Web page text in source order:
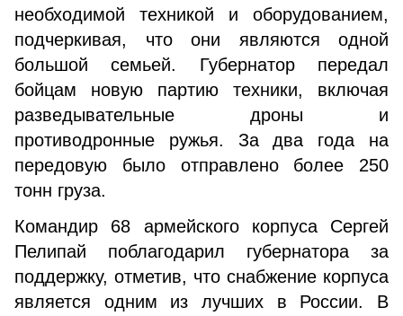
необходимой техникой и оборудованием,
подчеркивая, что они являются одной
большой семьей. Губернатор передал
бойцам новую партию техники, включая
разведывательные дроны и
противодронные ружья. За два года на
передовую было отправлено более 250
тонн груза.
Командир 68 армейского корпуса Сергей
Пелипай поблагодарил губернатора за
поддержку, отметив, что снабжение корпуса
является одним из лучших в России. В